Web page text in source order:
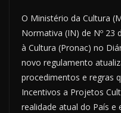
O Ministério da Cultura
Normativa (IN) de Nº 23
à Cultura (Pronac) no
novo regulamento
procedimentos e regras
Incentivos a Projetos
realidade atual do País